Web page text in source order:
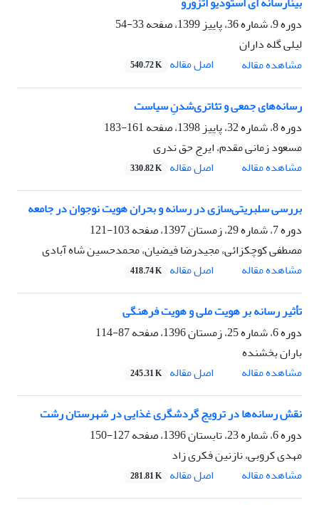
دوره 9، شماره 36، پاییز 1399، صفحه
33-54
لیلی گله داران
مشاهده مقاله
اصل مقاله 540.72 K
رسانه‌های جمعی و تئاتری‌شدنِ سیاست
دوره 8، شماره 32، پاییز 1398، صفحه
161-183
مسعود زمانی مقدم، ایرج حق ندری
مشاهده مقاله
اصل مقاله 330.82 K
بررسی سلبریتی‌سازی در رسانه و بحران هویت نوجوان در جامعه
دوره 7، شماره 29، زمستان 1397، صفحه
103-121
مصطفی کوچکزائی، مجیدرضا فیضیان، محمدحسین شاه آبادی
مشاهده مقاله
اصل مقاله 418.74 K
تأثیر رسانه بر هویت ملی و هویت فرهنگی
دوره 6، شماره 25، زمستان 1396، صفحه
87-114
باران بخشنده
مشاهده مقاله
اصل مقاله 245.31 K
نقش رسانه‌ها در ترویج گردشگری غذایی در شهرستان رشت
دوره 6، شماره 23، تابستان 1396، صفحه
127-150
مهدی کروبی، نازنین فکری زاد
مشاهده مقاله
اصل مقاله 281.81 K